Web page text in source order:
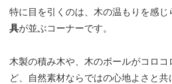
特に目を引くのは、木の温もりを感じ
具が並ぶコーナーです。
木製の積み木や、木のボールがコロコ
ど、自然素材ならではの心地よさと共